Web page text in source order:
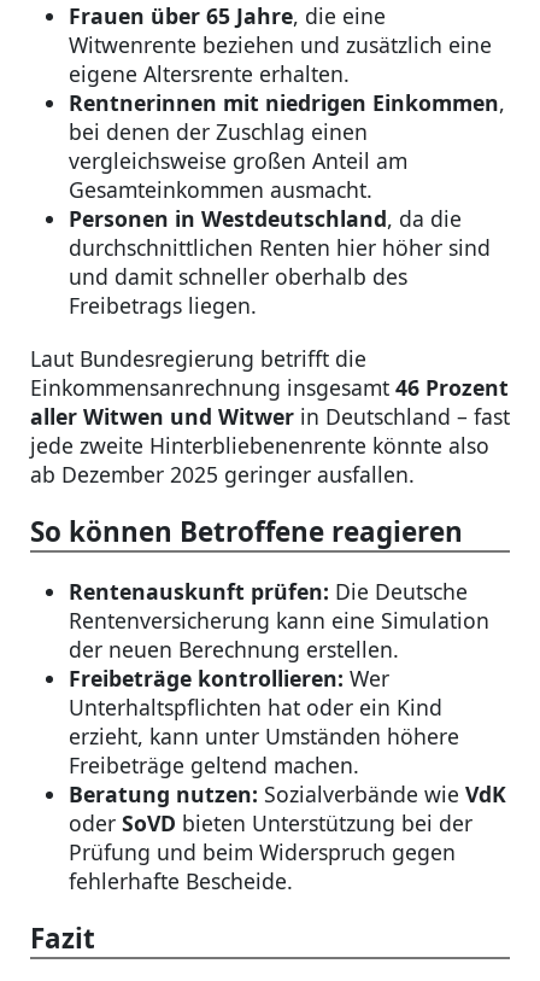
Frauen über 65 Jahre, die eine
Witwenrente beziehen und zusätzlich eine
eigene Altersrente erhalten.
Rentnerinnen mit niedrigen Einkommen,
bei denen der Zuschlag einen
vergleichsweise großen Anteil am
Gesamteinkommen ausmacht.
Personen in Westdeutschland, da die
durchschnittlichen Renten hier höher sind
und damit schneller oberhalb des
Freibetrags liegen.
Laut Bundesregierung betrifft die
Einkommensanrechnung insgesamt 46 Prozent
aller Witwen und Witwer in Deutschland – fast
jede zweite Hinterbliebenenrente könnte also
ab Dezember 2025 geringer ausfallen.
So können Betroffene reagieren
Rentenauskunft prüfen: Die Deutsche
Rentenversicherung kann eine Simulation
der neuen Berechnung erstellen.
Freibeträge kontrollieren: Wer
Unterhaltspflichten hat oder ein Kind
erzieht, kann unter Umständen höhere
Freibeträge geltend machen.
Beratung nutzen: Sozialverbände wie VdK
oder SoVD bieten Unterstützung bei der
Prüfung und beim Widerspruch gegen
fehlerhafte Bescheide.
Fazit